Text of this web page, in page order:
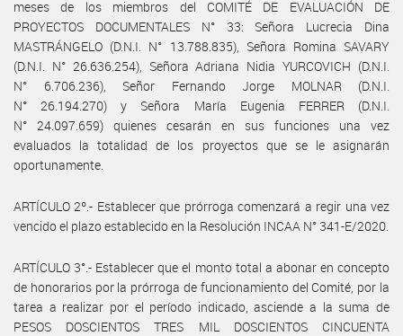
meses de los miembros del COMITÉ DE EVALUACIÓN DE
PROYECTOS DOCUMENTALES N° 33: Señora Lucrecia Dina
MASTRÁNGELO (D.N.I. N° 13.788.835), Señora Romina SAVARY
(D.N.I. N° 26.636.254), Señora Adriana Nidia YURCOVICH (D.N.I.
N° 6.706.236), Señor Fernando Jorge MOLNAR (D.N.I.
N° 26.194.270) y Señora María Eugenia FERRER (D.N.I.
N° 24.097.659) quienes cesarán en sus funciones una vez
evaluados la totalidad de los proyectos que se le asignarán
oportunamente.
ARTÍCULO 2º.- Establecer que prórroga comenzará a regir una vez
vencido el plazo establecido en la Resolución INCAA N° 341-E/2020.
ARTÍCULO 3°.- Establecer que el monto total a abonar en concepto
de honorarios por la prórroga de funcionamiento del Comité, por la
tarea a realizar por el período indicado, asciende a la suma de
PESOS DOSCIENTOS TRES MIL DOSCIENTOS CINCUENTA